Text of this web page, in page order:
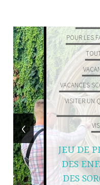
POUR LES
VACANCES
VISITER UN
JEU DE
DES
DES
‹